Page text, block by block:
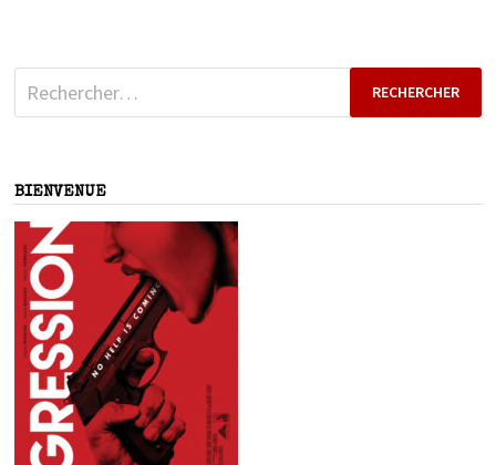
Rechercher :
BIENVENUE